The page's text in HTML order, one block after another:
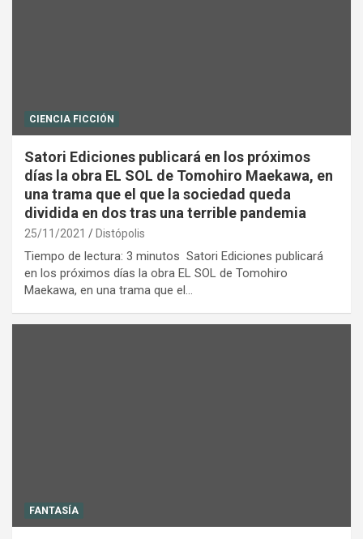
CIENCIA FICCIÓN
Satori Ediciones publicará en los próximos
días la obra EL SOL de Tomohiro Maekawa, en
una trama que el que la sociedad queda
dividida en dos tras una terrible pandemia
25/11/2021 Distópolis
Tiempo de lectura: 3 minutos Satori Ediciones publicará
en los próximos días la obra EL SOL de Tomohiro
Maekawa, en una trama que el…
FANTASÍA